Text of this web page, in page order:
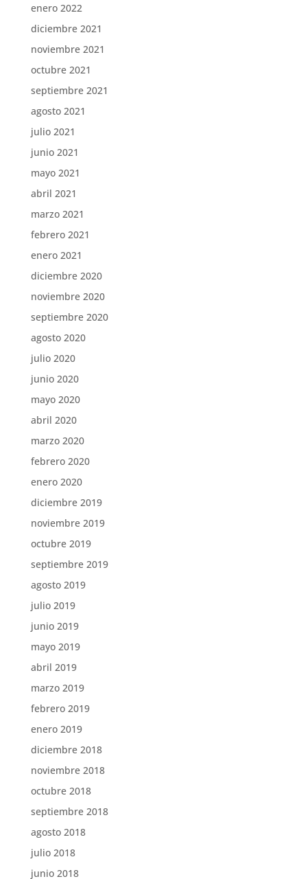
enero 2022
diciembre 2021
noviembre 2021
octubre 2021
septiembre 2021
agosto 2021
julio 2021
junio 2021
mayo 2021
abril 2021
marzo 2021
febrero 2021
enero 2021
diciembre 2020
noviembre 2020
septiembre 2020
agosto 2020
julio 2020
junio 2020
mayo 2020
abril 2020
marzo 2020
febrero 2020
enero 2020
diciembre 2019
noviembre 2019
octubre 2019
septiembre 2019
agosto 2019
julio 2019
junio 2019
mayo 2019
abril 2019
marzo 2019
febrero 2019
enero 2019
diciembre 2018
noviembre 2018
octubre 2018
septiembre 2018
agosto 2018
julio 2018
junio 2018